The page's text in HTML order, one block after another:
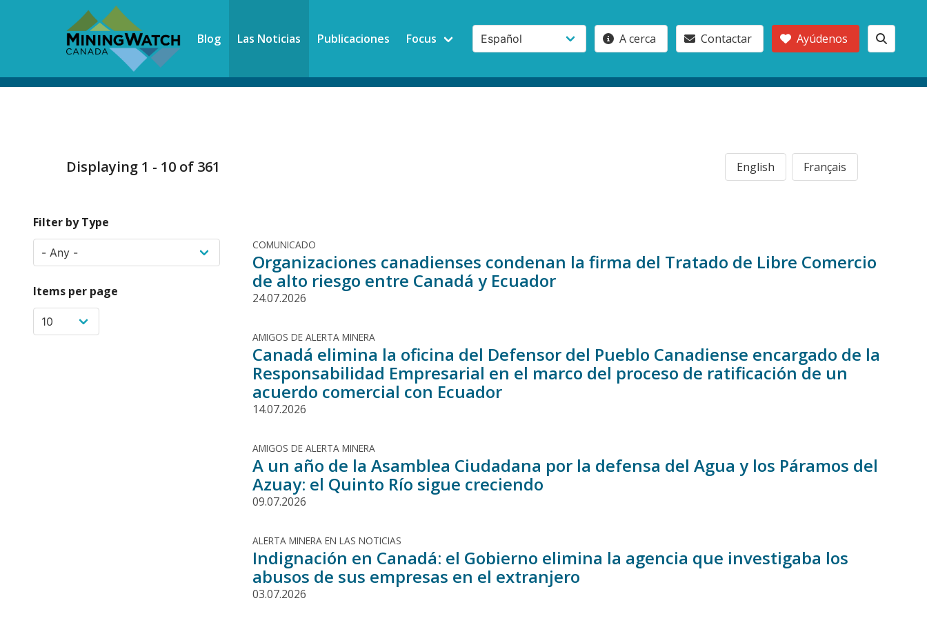
Blog Las Noticias Publicaciones Focus A cerca Contactar Ayúdenos
Displaying 1 - 10 of 361 English Français
Filter by Type
Items per page
COMUNICADO
Organizaciones canadienses condenan la firma del Tratado de Libre Comercio
de alto riesgo entre Canadá y Ecuador
24.07.2026
AMIGOS DE ALERTA MINERA
Canadá elimina la oficina del Defensor del Pueblo Canadiense encargado de la
Responsabilidad Empresarial en el marco del proceso de ratificación de un
acuerdo comercial con Ecuador
14.07.2026
AMIGOS DE ALERTA MINERA
A un año de la Asamblea Ciudadana por la defensa del Agua y los Páramos del
Azuay: el Quinto Río sigue creciendo
09.07.2026
ALERTA MINERA EN LAS NOTICIAS
Indignación en Canadá: el Gobierno elimina la agencia que investigaba los
abusos de sus empresas en el extranjero
03.07.2026